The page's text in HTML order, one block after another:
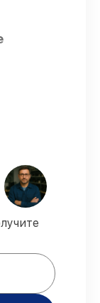
что
–
Phone 3
–
со